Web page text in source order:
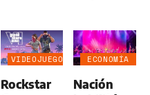
VIDEOJUEGOS
Rockstar
ECONOMÍA
AGRO
Nación